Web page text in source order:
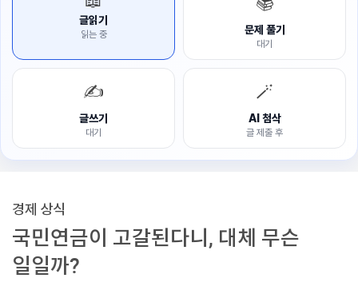
글읽기
읽는 중 문제 풀기
대기
✍️
글쓰기
대기
🪄
AI 첨삭
글 제출 후
경제 상식
국민연금이 고갈된다니, 대체 무슨
일일까?